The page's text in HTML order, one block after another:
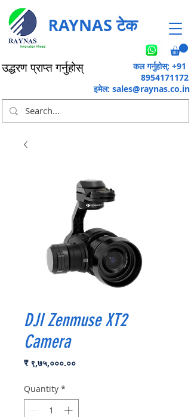
उद्धरण प्राप्त गर्नुहोस्
RAYNAS टेक
कल गर्नुहोस्: +91
8954171172
इमेल: sales@raynas.co.in
DJI Zenmuse XT2
Camera
₹ ९,७५,०००.००Price
Quantity *